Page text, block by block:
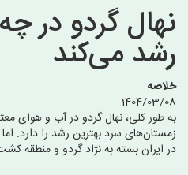
نهال های
نهالستان
نهال گردو در
رشد می‌کند
خلاصه
1404/03/08
به طور کلی، نهال گردو در آب و هوای
زمستان‌های سرد بهترین رشد را دارد.
در ایران بسته به نژاد گردو و منطقه